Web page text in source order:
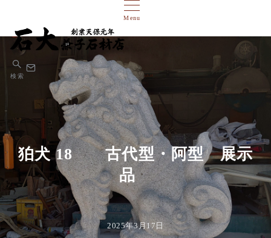
Menu
検索
狛犬 18 古代型・阿型 展示
品
2025年3月17日